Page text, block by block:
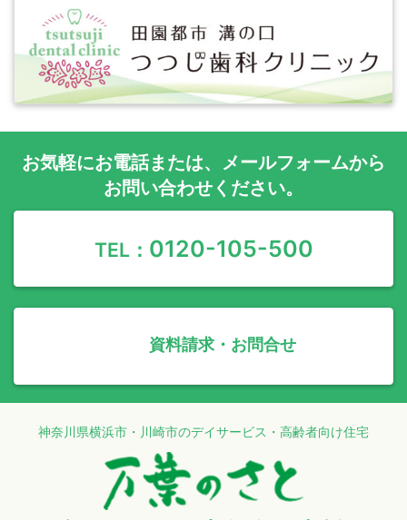
お気軽にお電話または、 メールフォームから
お問い合わせください。
TEL： 0120-105-500
資料請求・お問合せ
神奈川県横浜市・川崎市のデイサービス・高齢者向け住宅